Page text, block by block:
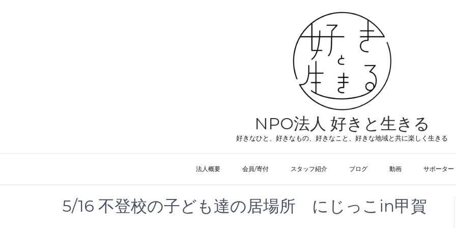
NPO法人 好きと生きる
好きなひと、好きなもの、好きなこと、好きな地域と共に楽しく生きる
法人概要 会員/寄付 スタッフ紹介 ブログ 動画 サポーター
5/16 不登校の子ども達の居場所 にじっこin甲賀